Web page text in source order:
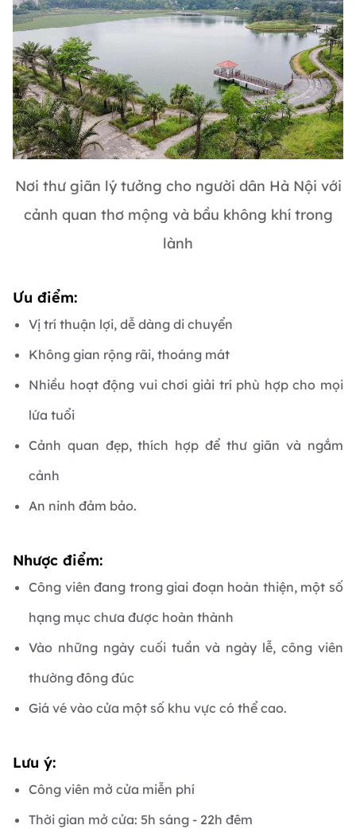
Nơi thư giãn lý tưởng cho người dân Hà Nội với
cảnh quan thơ mộng và bầu không khí trong
lành
Ưu điểm:
Vị trí thuận lợi, dễ dàng di chuyển
Không gian rộng rãi, thoáng mát
Nhiều hoạt động vui chơi giải trí phù hợp cho mọi
lứa tuổi
Cảnh quan đẹp, thích hợp để thư giãn và ngắm
cảnh
An ninh đảm bảo.
Nhược điểm:
Công viên đang trong giai đoạn hoàn thiện, một số
hạng mục chưa được hoàn thành
Vào những ngày cuối tuần và ngày lễ, công viên
thường đông đúc
Giá vé vào cửa một số khu vực có thể cao.
Lưu ý:
Công viên mở cửa miễn phí
Thời gian mở cửa: 5h sáng - 22h đêm